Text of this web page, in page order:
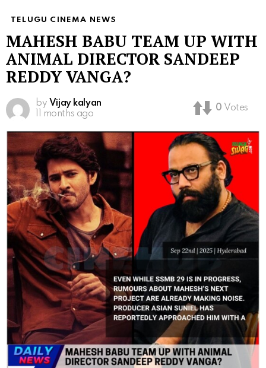
TELUGU CINEMA NEWS
MAHESH BABU TEAM UP WITH
ANIMAL DIRECTOR SANDEEP
REDDY VANGA?
by Vijay kalyan
11 months ago
0 Votes